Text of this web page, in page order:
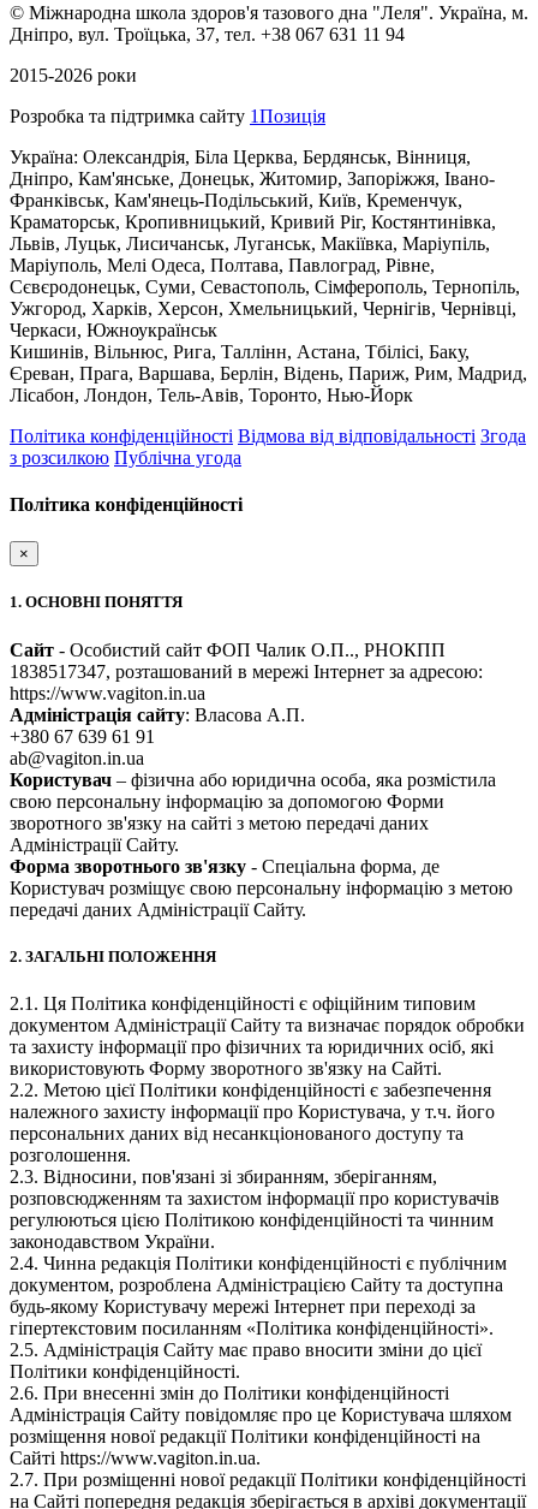
© Міжнародна школа здоров'я тазового дна "Леля". Українa, м.
Дніпро, вул. Троїцька, 37, тел. +38 067 631 11 94
2015-2026 роки
Розробка та підтримка сайту 1Позиція
Україна: Олександрія, Біла Церква, Бердянськ, Вінниця,
Дніпро, Кам'янське, Донецьк, Житомир, Запоріжжя, Івано-
Франківськ, Кам'янець-Подільський, Київ, Кременчук,
Краматорськ, Кропивницький, Кривий Ріг, Костянтинівка,
Львів, Луцьк, Лисичанськ, Луганськ, Макіївка, Маріупіль,
Маріуполь, Мелі Одеса, Полтава, Павлоград, Рівне,
Сєвєродонецьк, Суми, Севастополь, Сімферополь, Тернопіль,
Ужгород, Харків, Херсон, Хмельницький, Чернігів, Чернівці,
Черкаси, Южноукраїнськ
Кишинів, Вільнюс, Рига, Таллінн, Астана, Тбілісі, Баку,
Єреван, Прага, Варшава, Берлін, Відень, Париж, Рим, Мадрид,
Лісабон, Лондон, Тель-Авів, Торонто, Нью-Йорк
Політика конфіденційності Відмова від відповідальності Згода
з розсилкою Публічна угода
Політика конфіденційності
×
1. ОСНОВНІ ПОНЯТТЯ
Сайт - Особистий сайт ФОП Чалик О.П.., РНОКПП
1838517347, розташований в мережі Інтернет за адресою:
https://www.vagiton.in.ua
Адміністрація сайту: Власова А.П.
+380 67 639 61 91
ab@vagiton.in.ua
Користувач – фізична або юридична особа, яка розмістила
свою персональну інформацію за допомогою Форми
зворотного зв'язку на сайті з метою передачі даних
Адміністрації Сайту.
Форма зворотнього зв'язку - Спеціальна форма, де
Користувач розміщує свою персональну інформацію з метою
передачі даних Адміністрації Сайту.
2. ЗАГАЛЬНІ ПОЛОЖЕННЯ
2.1. Ця Політика конфіденційності є офіційним типовим
документом Адміністрації Сайту та визначає порядок обробки
та захисту інформації про фізичних та юридичних осіб, які
використовують Форму зворотного зв'язку на Сайті.
2.2. Метою цієї Політики конфіденційності є забезпечення
належного захисту інформації про Користувача, у т.ч. його
персональних даних від несанкціонованого доступу та
розголошення.
2.3. Відносини, пов'язані зі збиранням, зберіганням,
розповсюдженням та захистом інформації про користувачів
регулюються цією Політикою конфіденційності та чинним
законодавством України.
2.4. Чинна редакція Політики конфіденційності є публічним
документом, розроблена Адміністрацією Сайту та доступна
будь-якому Користувачу мережі Інтернет при переході за
гіпертекстовим посиланням «Політика конфіденційності».
2.5. Адміністрація Сайту має право вносити зміни до цієї
Політики конфіденційності.
2.6. При внесенні змін до Політики конфіденційності
Адміністрація Сайту повідомляє про це Користувача шляхом
розміщення нової редакції Політики конфіденційності на
Сайті https://www.vagiton.in.ua.
2.7. При розміщенні нової редакції Політики конфіденційності
на Сайті попередня редакція зберігається в архіві документації